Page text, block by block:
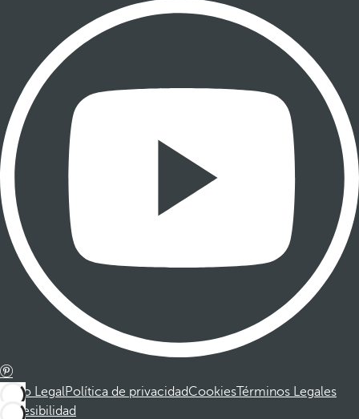
Aviso LegalPolítica de privacidadCookiesTérminos Legales
Accesibilidad